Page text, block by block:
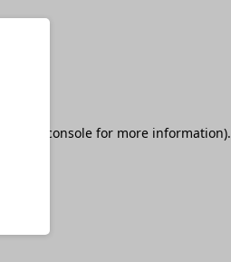
browser console for more information).